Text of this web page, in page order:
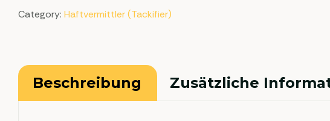
Category: Haftvermittler (Tackifier)
Beschreibung Zusätzliche